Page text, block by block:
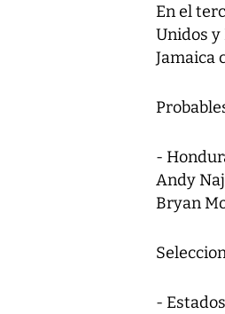
En el
Unidos y
Jamaica
-
Andy
Bryan
-